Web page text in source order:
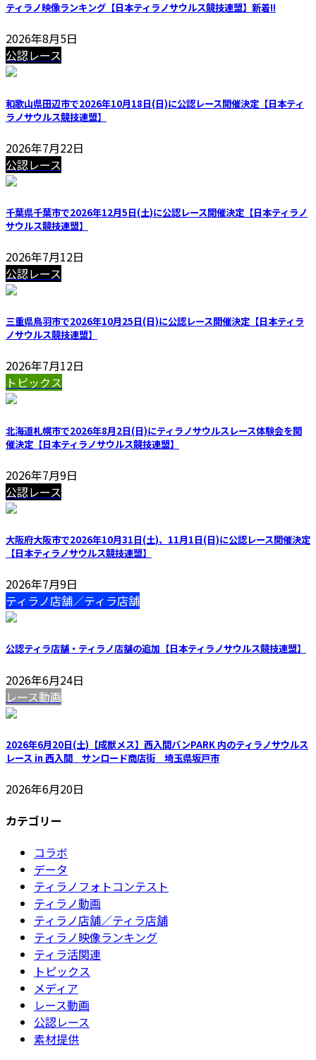
ティラノ映像ランキング【日本ティラノサウルス競技連盟】 新着!!
2026年8月5日
公認レース
和歌山県田辺市で2026年10月18日(日)に公認レース開催決定【日本ティ
ラノサウルス競技連盟】
2026年7月22日
公認レース
千葉県千葉市で2026年12月5日(土)に公認レース開催決定【日本ティラノ
サウルス競技連盟】
2026年7月12日
公認レース
三重県鳥羽市で2026年10月25日(日)に公認レース開催決定【日本ティラ
ノサウルス競技連盟】
2026年7月12日
トピックス
北海道札幌市で2026年8月2日(日)にティラノサウルスレース体験会を開
催決定【日本ティラノサウルス競技連盟】
2026年7月9日
公認レース
大阪府大阪市で2026年10月31日(土)、11月1日(日)に公認レース開催決定
【日本ティラノサウルス競技連盟】
2026年7月9日
ティラノ店舗／ティラ店舗
公認ティラ店舗・ティラノ店舗の追加【日本ティラノサウルス競技連盟】
2026年6月24日
レース動画
2026年6月20日(土)【成獣メス】西入間バンPARK 内のティラノサウルス
レース in 西入間 サンロード商店街 埼玉県坂戸市
2026年6月20日
カテゴリー
コラボ
データ
ティラノフォトコンテスト
ティラノ動画
ティラノ店舗／ティラ店舗
ティラノ映像ランキング
ティラ活関連
トピックス
メディア
レース動画
公認レース
素材提供